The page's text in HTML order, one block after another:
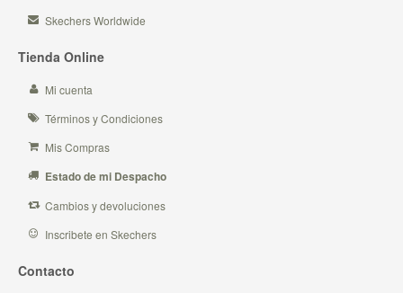
Skechers Worldwide
Tienda Online
Mi cuenta
Términos y Condiciones
Mis Compras
Estado de mi Despacho
Cambios y devoluciones
Inscribete en Skechers
Contacto